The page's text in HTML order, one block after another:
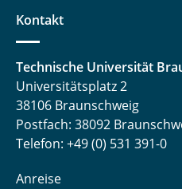
Kontakt
Technische Universität
Universitätsplatz 2
38106 Braunschweig
Postfach: 38092
Telefon: +49 (0) 531 391-0
Anreise